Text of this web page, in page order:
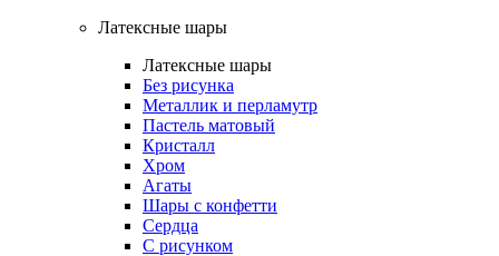
Латексные шары
Латексные шары
Без рисунка
Металлик и перламутр
Пастель матовый
Кристалл
Хром
Агаты
Шары с конфетти
Сердца
С рисунком